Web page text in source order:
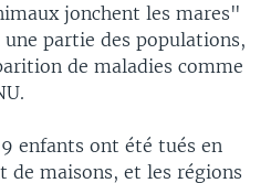
jonchent les mares"
partie des populations,
de maladies comme
enfants ont été tués en
maisons, et les régions